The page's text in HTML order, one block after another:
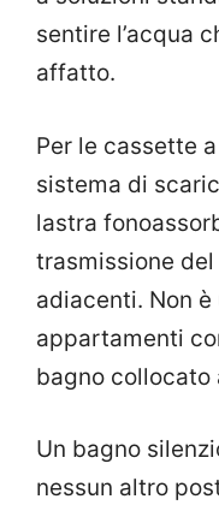
sentire l’acqua
affatto.
Per le cassette
sistema di
lastra
trasmissione
adiacenti. Non
appartamenti
bagno collocato
Un bagno
nessun altro